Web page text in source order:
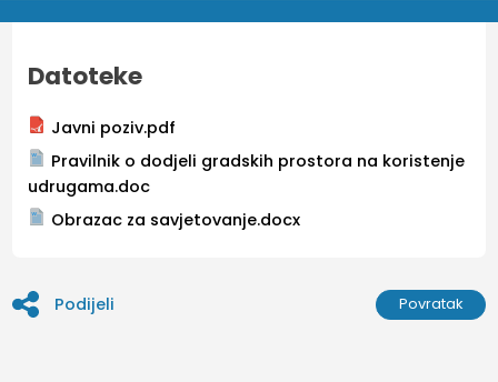
Datoteke
Javni poziv.pdf
Pravilnik o dodjeli gradskih prostora na koristenje
udrugama.doc
Obrazac za savjetovanje.docx
Podijeli Povratak